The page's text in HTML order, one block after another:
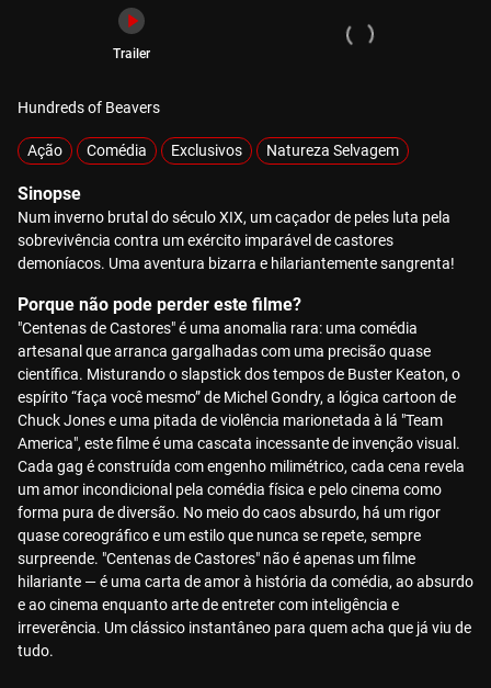
Trailer
Hundreds of Beavers
Ação Comédia Exclusivos Natureza Selvagem
Sinopse
Num inverno brutal do século XIX, um caçador de peles luta pela
sobrevivência contra um exército imparável de castores
demoníacos. Uma aventura bizarra e hilariantemente sangrenta!
Porque não pode perder este filme?
"Centenas de Castores" é uma anomalia rara: uma comédia
artesanal que arranca gargalhadas com uma precisão quase
científica. Misturando o slapstick dos tempos de Buster Keaton, o
espírito “faça você mesmo” de Michel Gondry, a lógica cartoon de
Chuck Jones e uma pitada de violência marionetada à lá "Team
America", este filme é uma cascata incessante de invenção visual.
Cada gag é construída com engenho milimétrico, cada cena revela
um amor incondicional pela comédia física e pelo cinema como
forma pura de diversão. No meio do caos absurdo, há um rigor
quase coreográfico e um estilo que nunca se repete, sempre
surpreende. "Centenas de Castores" não é apenas um filme
hilariante — é uma carta de amor à história da comédia, ao absurdo
e ao cinema enquanto arte de entreter com inteligência e
irreverência. Um clássico instantâneo para quem acha que já viu de
tudo.